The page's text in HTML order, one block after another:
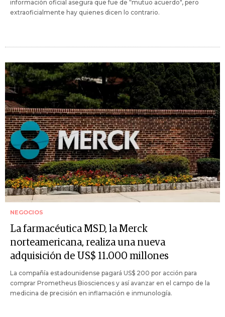
información oficial asegura que fue de “mutuo acuerdo", pero
extraoficialmente hay quienes dicen lo contrario.
NEGOCIOS
La farmacéutica MSD, la Merck
norteamericana, realiza una nueva
adquisición de US$ 11.000 millones
La compañía estadounidense pagará US$ 200 por acción para
comprar Prometheus Biosciences y así avanzar en el campo de la
medicina de precisión en inflamación e inmunología.